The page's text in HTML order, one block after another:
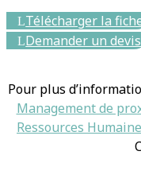
Télécharger la
Demander un devis
Pour plus
Management de
Ressources